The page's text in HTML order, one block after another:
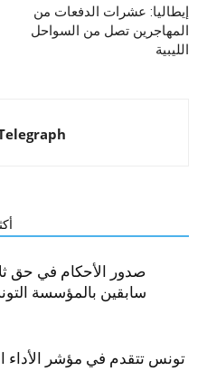
إيطاليا: عشرات الدفعات من
المهاجرين تصل من السواحل
الليبية
صدور الأحكام في حق
سابقين بالمؤسسة